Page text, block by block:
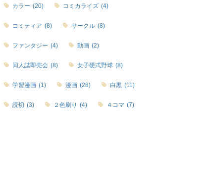
カラー (20) コミカライズ (4)
コミティア (8) サークル (8)
ファンタジー (4) 動画 (2)
同人誌即売会 (8) 女子硬式野球 (8)
学習漫画 (1) 漫画 (28) 白黒 (11)
読切 (3) ２色刷り (4) ４コマ (7)